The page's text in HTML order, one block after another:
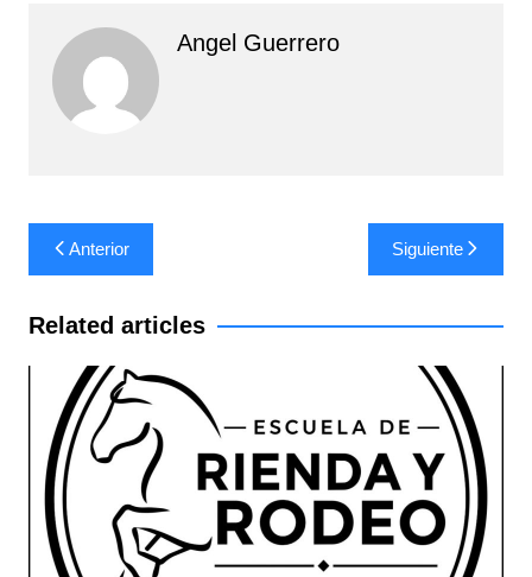
Angel Guerrero
Navegación
de
entradas
Anterior Siguiente
Related articles